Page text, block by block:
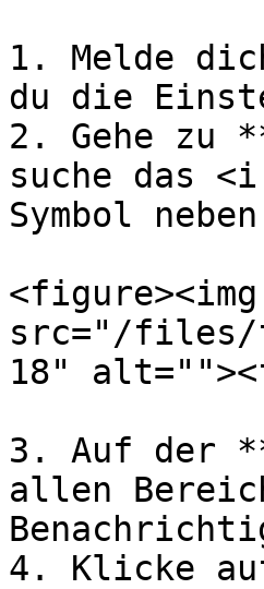
1. Melde
du die
2. Gehe zu
suche das
Symbol
<figure><img
src="/files/
18"
3. Auf der
allen
4. Klicke